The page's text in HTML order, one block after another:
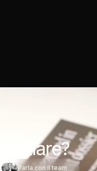
iniziare?
Parla con il team